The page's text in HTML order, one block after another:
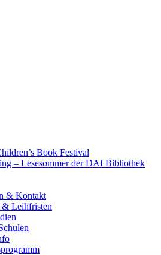
Book Festival
– Lesesommer der DAI Bibliothek
& Kontakt
Leihfristen